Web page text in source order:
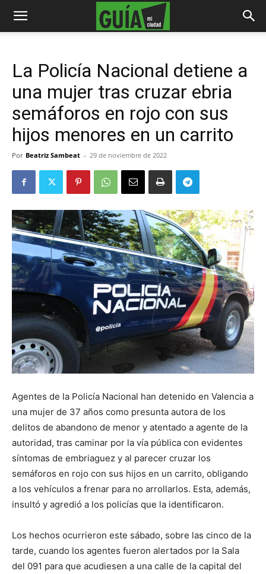
La Policía Nacional detiene a
una mujer tras cruzar ebria
semáforos en rojo con sus
hijos menores en un carrito
Por Beatriz Sambeat - 29 de noviembre de 2022
Agentes de la Policía Nacional han detenido en Valencia a
una mujer de 37 años como presunta autora de los
delitos de abandono de menor y atentado a agente de la
autoridad, tras caminar por la vía pública con evidentes
síntomas de embriaguez y al parecer cruzar los
semáforos en rojo con sus hijos en un carrito, obligando
a los vehículos a frenar para no arrollarlos. Esta, además,
insultó y agredió a los policías que la identificaron.
Los hechos ocurrieron este sábado, sobre las cinco de la
tarde, cuando los agentes fueron alertados por la Sala
del 091 para que acudiesen a una calle de la capital del